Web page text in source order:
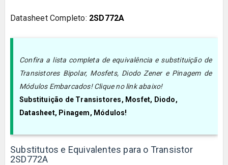
Datasheet Completo: 2SD772A
Confira a lista completa de equivalência e substituição de
Transistores Bipolar, Mosfets, Diodo Zener e Pinagem de
Módulos Embarcados! Clique no link abaixo!
Substituição de Transistores, Mosfet, Diodo,
Datasheet, Pinagem, Módulos!
Substitutos e Equivalentes para o Transistor
2SD772A